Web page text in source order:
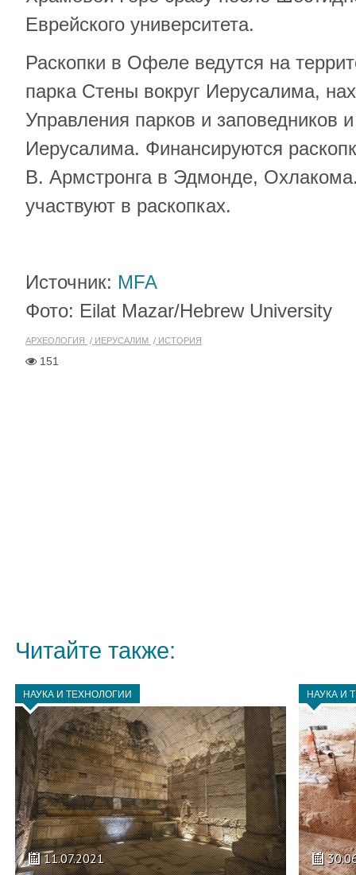
Еврейского университета.
Раскопки в Офеле ведутся на
парка Стены вокруг Иерусалима,
Управления парков и заповедников
Иерусалима. Финансируются
В. Армстронга в Эдмонде,
участвуют в раскопках.
Источник: MFA
Фото: Eilat Mazar/Hebrew University
АРХЕОЛОГИЯ ИЕРУСАЛИМ ИСТОРИЯ
151
Читайте также:
НАУКА И ТЕХНОЛОГИИ
11.07.2021
НАУКА И